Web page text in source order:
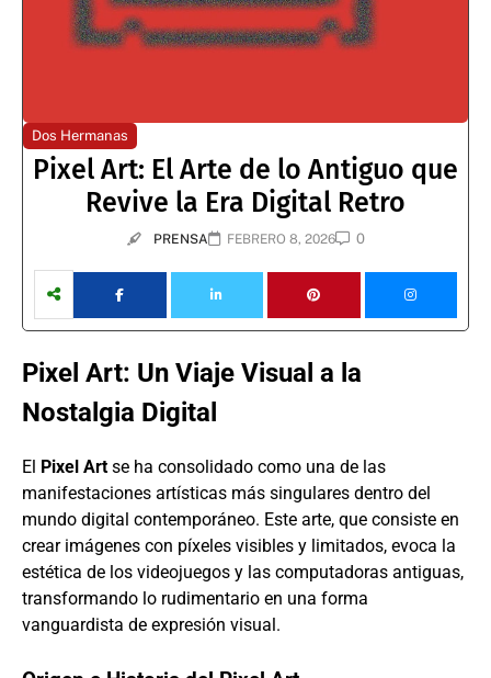
Dos Hermanas
Pixel Art: El Arte de lo Antiguo que
Revive la Era Digital Retro
PRENSA FEBRERO 8, 2026 0
Pixel Art: Un Viaje Visual a la
Nostalgia Digital
El Pixel Art se ha consolidado como una de las
manifestaciones artísticas más singulares dentro del
mundo digital contemporáneo. Este arte, que consiste en
crear imágenes con píxeles visibles y limitados, evoca la
estética de los videojuegos y las computadoras antiguas,
transformando lo rudimentario en una forma
vanguardista de expresión visual.